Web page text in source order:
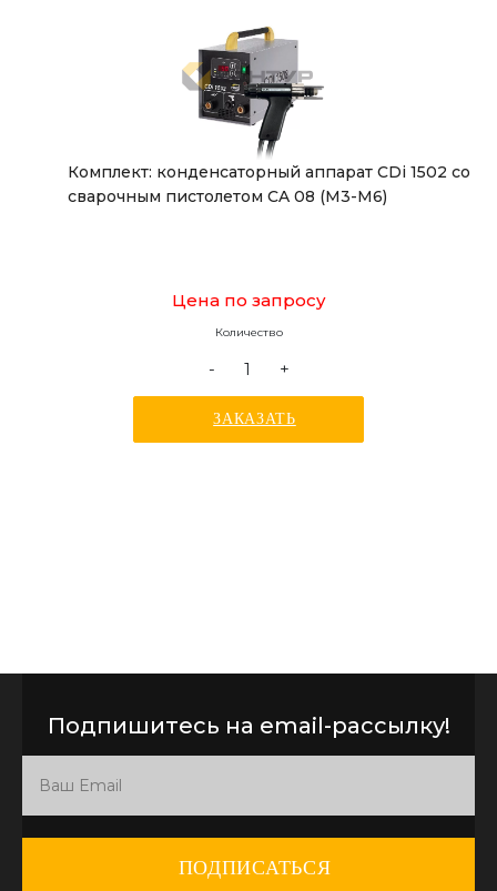
Комплект: конденсаторный аппарат CDi 1502 со
сварочным пистолетом СA 08 (М3-М6)
Цена по запросу
Количество
- +
ЗАКАЗАТЬ
Подпишитесь на email-рассылку!
ПОДПИСАТЬСЯ